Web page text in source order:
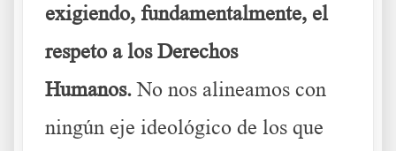
exigiendo, fundamentalmente, el
respeto a los Derechos
Humanos.No nos alineamos con
ningún eje ideológico de los que